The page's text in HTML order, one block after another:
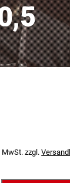
MwSt. zzgl.